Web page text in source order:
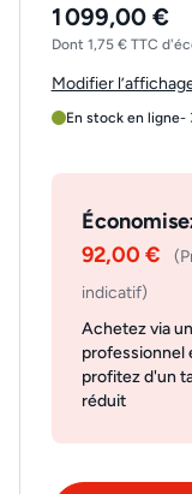
1 099,00 €
Dont 1,75 € TTC
Modifier
En stock en ligne-
92,00 €
indicatif)
Achetez via un
professionnel
profitez d'un
réduit